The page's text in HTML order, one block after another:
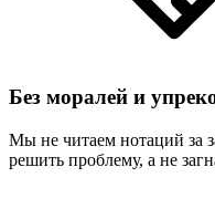
Без моралей и
Мы не читаем нотаций за
решить проблему, а не